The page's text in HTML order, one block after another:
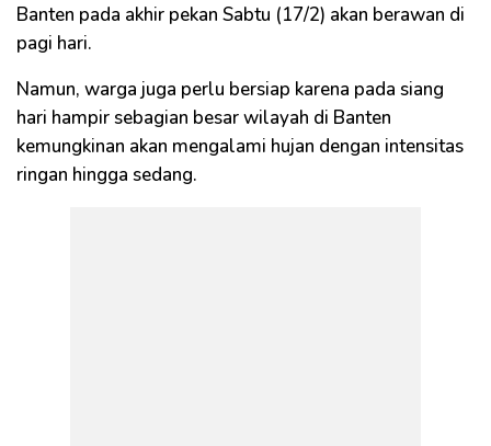
Banten pada akhir pekan Sabtu (17/2) akan berawan di
pagi hari.
Namun, warga juga perlu bersiap karena pada siang
hari hampir sebagian besar wilayah di Banten
kemungkinan akan mengalami hujan dengan intensitas
ringan hingga sedang.